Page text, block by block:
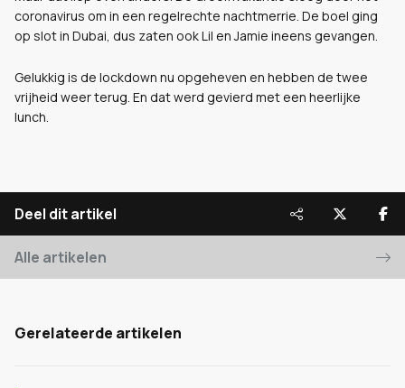
coronavirus om in een regelrechte nachtmerrie. De boel ging
op slot in Dubai, dus zaten ook Lil en Jamie ineens gevangen.
Gelukkig is de lockdown nu opgeheven en hebben de twee
vrijheid weer terug. En dat werd gevierd met een heerlijke
lunch.
Deel dit artikel
Alle artikelen
Gerelateerde artikelen